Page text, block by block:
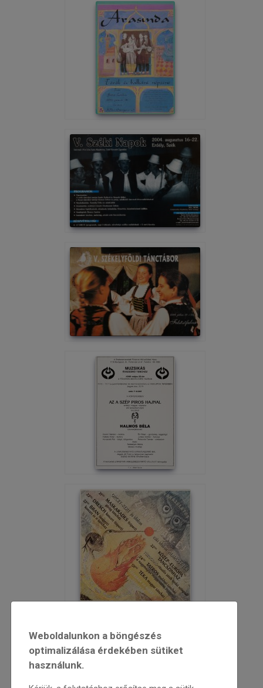
Weboldalunkon a böngészés
optimalizálása érdekében sütiket
használunk.